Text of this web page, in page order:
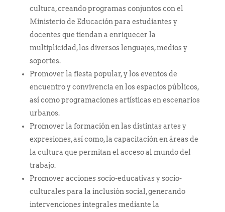
cultura, creando programas conjuntos con el
Ministerio de Educación para estudiantes y
docentes que tiendan a enriquecer la
multiplicidad, los diversos lenguajes, medios y
soportes.
Promover la fiesta popular, y los eventos de
encuentro y convivencia en los espacios públicos,
así como programaciones artísticas en escenarios
urbanos.
Promover la formación en las distintas artes y
expresiones, así como, la capacitación en áreas de
la cultura que permitan el acceso al mundo del
trabajo.
Promover acciones socio-educativas y socio-
culturales para la inclusión social, generando
intervenciones integrales mediante la